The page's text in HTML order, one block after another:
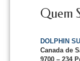
Quem
DOLPHIN
Canada de
9700 – 234